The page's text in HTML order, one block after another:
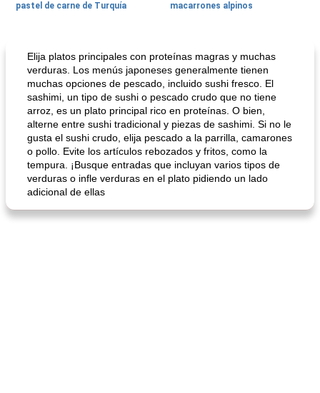
pastel de carne de Turquía macarrones alpinos
mochi fácil Salsa de salchicha picante
Elija platos principales con proteínas magras y muchas
verduras. Los menús japoneses generalmente tienen
muchas opciones de pescado, incluido sushi fresco. El
sashimi, un tipo de sushi o pescado crudo que no tiene
arroz, es un plato principal rico en proteínas. O bien,
alterne entre sushi tradicional y piezas de sashimi. Si no le
gusta el sushi crudo, elija pescado a la parrilla, camarones
o pollo. Evite los artículos rebozados y fritos, como la
tempura. ¡Busque entradas que incluyan varios tipos de
verduras o infle verduras en el plato pidiendo un lado
adicional de ellas